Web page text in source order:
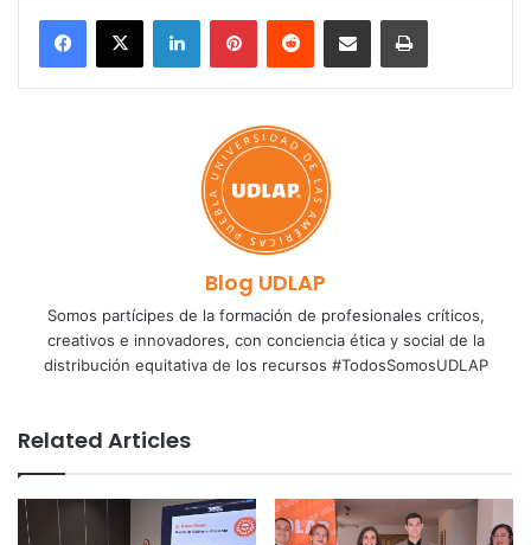
LinkedInPinterestReddit Share via Email Print
Blog UDLAP
Somos partícipes de la formación de profesionales críticos,
creativos e innovadores, con conciencia ética y social de la
distribución equitativa de los recursos #TodosSomosUDLAP
Related Articles